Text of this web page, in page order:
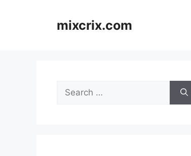
mixcrix.com
Search
for: